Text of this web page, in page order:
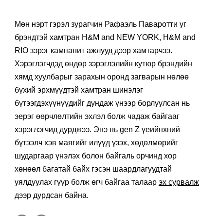
Мөн нэрт гэрэл зурагчин Рафаэль Паваротти уг
брэндтэй хамтран H&M and NEW YORK, H&M and
RIO зэрэг кампанит ажлууд дээр хамтарчээ.
Хэрэглэгчдэд өндөр зэрэглэлийн кутюр брэндийн
хямд хуулбарыг зарахын оронд загварын нөлөө
бүхий эрхмүүдтэй хамтран шинэлэг
бүтээгдэхүүнүүдийг дундаж үнээр борлуулсан нь
эерэг өөрчлөлтийн эхлэл болж чадаж байгааг
хэрэглэгчид дурджээ. Энэ нь gen Z үеийнхний
бүтээлч хэв маягийг илүүд үзэх, хөдөлмөрийг
шударгаар үнэлэх болон байгаль орчинд хор
хөнөөл багатай байх гэсэн шаардлагуудтай
уялдуулах гүүр болж өгч байгаа талаар эх сурвалж
дээр дурдсан байна.